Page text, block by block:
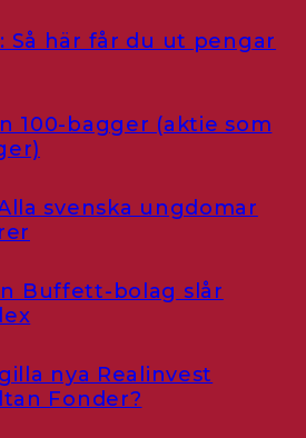
Så här får du ut pengar
100-bagger (aktie som
svenska ungdomar
Buffett-bolag slår
nya Realinvest
Fonder?